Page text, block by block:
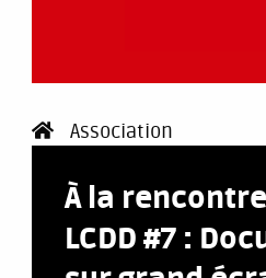
Association
70 rue Douy Delcupe
93100
Montreuil
France
À la
LCDD #7 :